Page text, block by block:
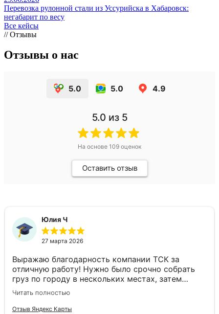
Перевозка рулонной стали из Уссурийска в Хабаровск:
негабарит по весу
Все кейсы
// Отзывы
Отзывы о нас
5.0 5.0 4.9
5.0 из 5
На основе 109 оценок
Оставить отзыв
Юлия Ч
27 марта 2026
Выражаю благодарность компании ТСК за
отличную работу! Нужно было срочно собрать
груз по городу в нескольких местах, затем
доставить в другой город день в день. Ребята
подобрали отдельный автомобиль, все сделали
оперативно. Спасибо за слаженность и
Читать полностью
Отзыв Яндекс Карты